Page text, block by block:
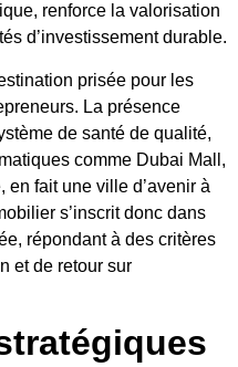
renforce la valorisation
d’investissement durable.
prisée pour les
La présence
de santé de qualité,
comme Dubai Mall,
en fait une ville d’avenir à
s’inscrit donc dans
répondant à des critères
et de retour sur